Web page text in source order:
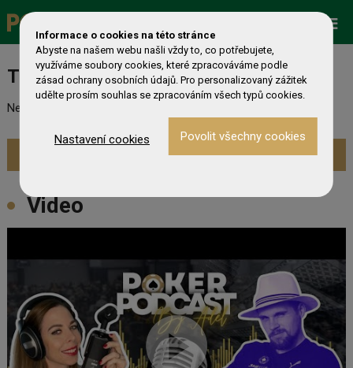
Zobrazit více »
Turnaj nebyl nalezen
Nebyl nalezen odpovídající turnaj. Prevděpodobně již skončil.
Zobrazit aktuální turnaje »
Video
Informace o cookies na této stránce
Abyste na našem webu našli vždy to, co potřebujete,
využíváme soubory cookies, které zpracováváme podle
zásad ochrany osobních údajů. Pro personalizovaný zážitek
udělte prosím souhlas se zpracováním všech typů cookies.
Nastavení cookies